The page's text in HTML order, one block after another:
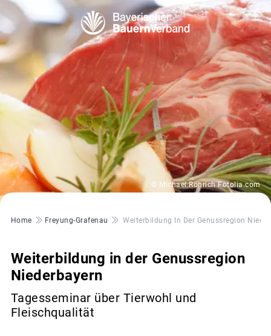
© Michael Röhrich Fotolia.com
Pfadnavigation
Home Freyung-Grafenau Weiterbildung In Der Genussregion
Weiterbildung in der Genussregion
Niederbayern
Tagesseminar über Tierwohl und
Fleischqualität